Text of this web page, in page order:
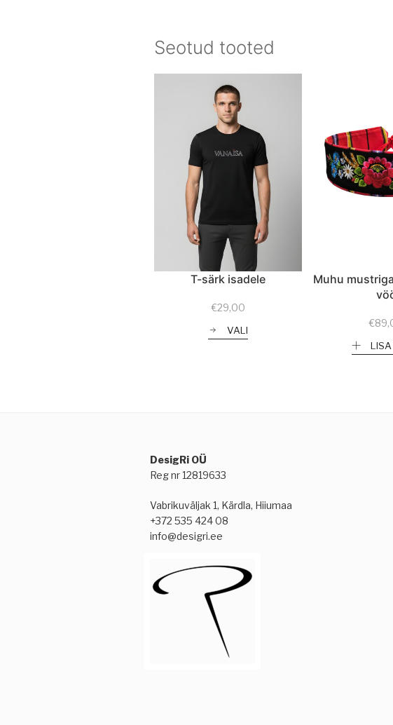
Seotud tooted
T-särk isadele
€29,00
VALI
Muhu
€
LISA
DesigRi OÜ
Reg nr 12819633
Vabrikuväljak 1, Kärdla, Hiiumaa
+372 535 424 08
info@desigri.ee